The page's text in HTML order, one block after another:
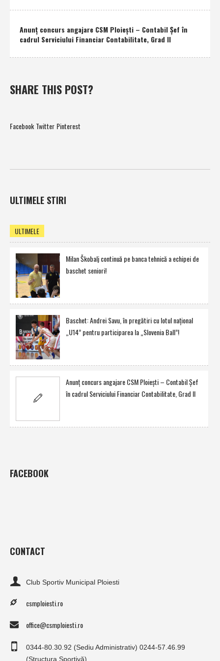
Anunţ concurs angajare CSM Ploieşti – Contabil Şef în
cadrul Serviciului Financiar Contabilitate, Grad II
SHARE THIS POST?
Facebook Twitter Pinterest
ULTIMELE STIRI
ULTIMELE
Milan Škobalj continuă pe banca tehnică a echipei de
baschet seniori!
Baschet: Andrei Savu, în pregătiri cu lotul naţional
„U14” pentru participarea la „Slovenia Ball”!
Anunţ concurs angajare CSM Ploieşti – Contabil Şef
în cadrul Serviciului Financiar Contabilitate, Grad II
FACEBOOK
CONTACT
Club Sportiv Municipal Ploiesti
csmploiesti.ro
office@csmploiesti.ro
0344-80.30.92 (Sediu Administrativ) 0244-57.46.99
(Structura Sportivă)